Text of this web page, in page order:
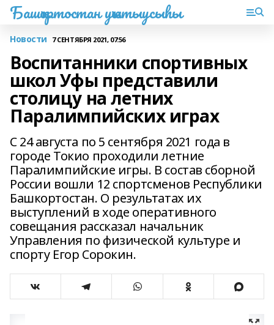
Башҡортостан уҡытыусыһы
Новости 7 СЕНТЯБРЯ 2021, 07:56
Воспитанники спортивных
школ Уфы представили
столицу на летних
Паралимпийских играх
С 24 августа по 5 сентября 2021 года в
городе Токио проходили летние
Паралимпийские игры. В состав сборной
России вошли 12 спортсменов Республики
Башкортостан. О результатах их
выступлений в ходе оперативного
совещания рассказал начальник
Управления по физической культуре и
спорту Егор Сорокин.